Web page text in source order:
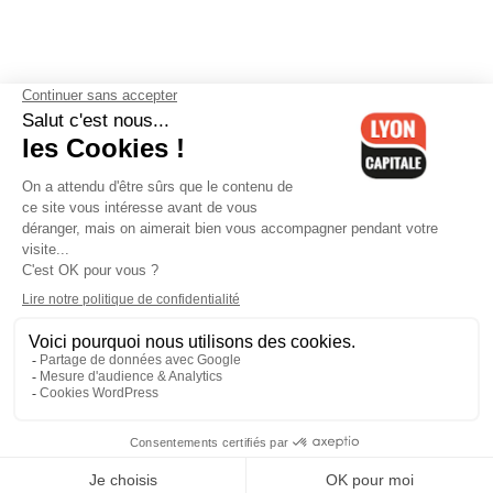
Contactez-nous-Mentions légales-CGV-Politique de
confidentialité-Gestion des cookies
Cedex 06